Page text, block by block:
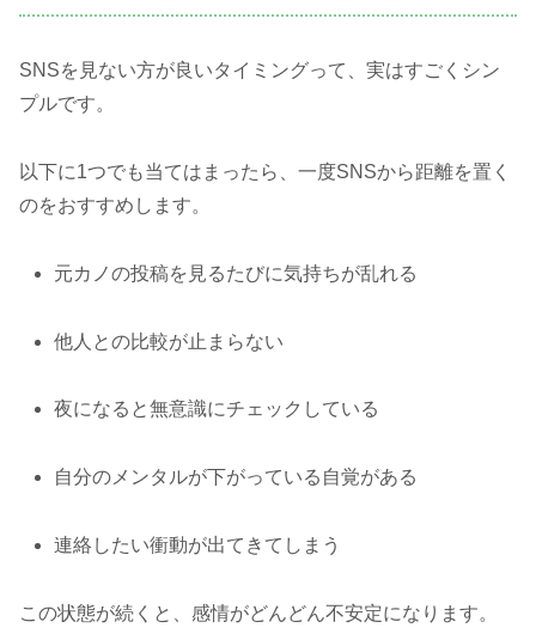
SNSを見ない方が良いタイミングって、実はすごくシン
プルです。
以下に1つでも当てはまったら、一度SNSから距離を置く
のをおすすめします。
元カノの投稿を見るたびに気持ちが乱れる
他人との比較が止まらない
夜になると無意識にチェックしている
自分のメンタルが下がっている自覚がある
連絡したい衝動が出てきてしまう
この状態が続くと、感情がどんどん不安定になります。